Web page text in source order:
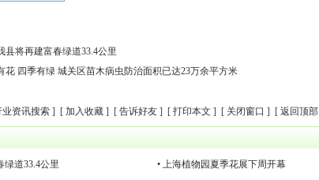
县将再建富春绿道33.4公里
花 四季有绿 城关区苗木病虫防治面积已达23万余平方米
业资讯搜索 ] [ 加入收藏 ] [ 告诉好友 ] [ 打印本文 ] [ 关闭窗口 ] [ 返回顶部
绿道33.4公里
• 上海植物园夏季花展下周开幕